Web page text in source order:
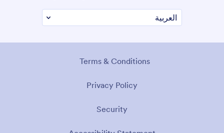
Terms & Conditions
Privacy Policy
Security